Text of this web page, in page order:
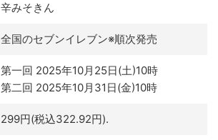
辛みそきん
全国のセブンイレブン※順次発売
第一回 2025年10月25日(土)10時
第二回 2025年10月31日(金)10時
299円(税込322.92円).